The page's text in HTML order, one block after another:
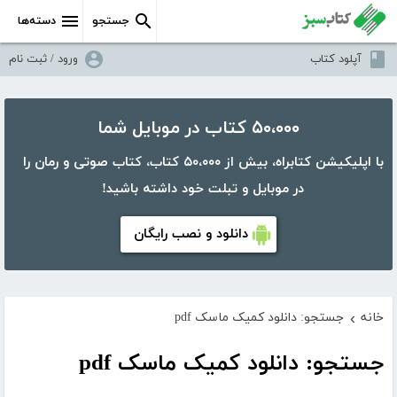
دسته‌ها جستجو
آپلود کتاب ورود / ثبت نام
۵۰،۰۰۰ کتاب در موبایل شما
با اپلیکیشن کتابراه، بیش از ۵۰،۰۰۰ کتاب، کتاب صوتی و رمان را
در موبایل و تبلت خود داشته باشید!
دانلود و نصب رایگان
خانه › جستجو: دانلود کمیک ماسک pdf
جستجو: دانلود کمیک ماسک pdf